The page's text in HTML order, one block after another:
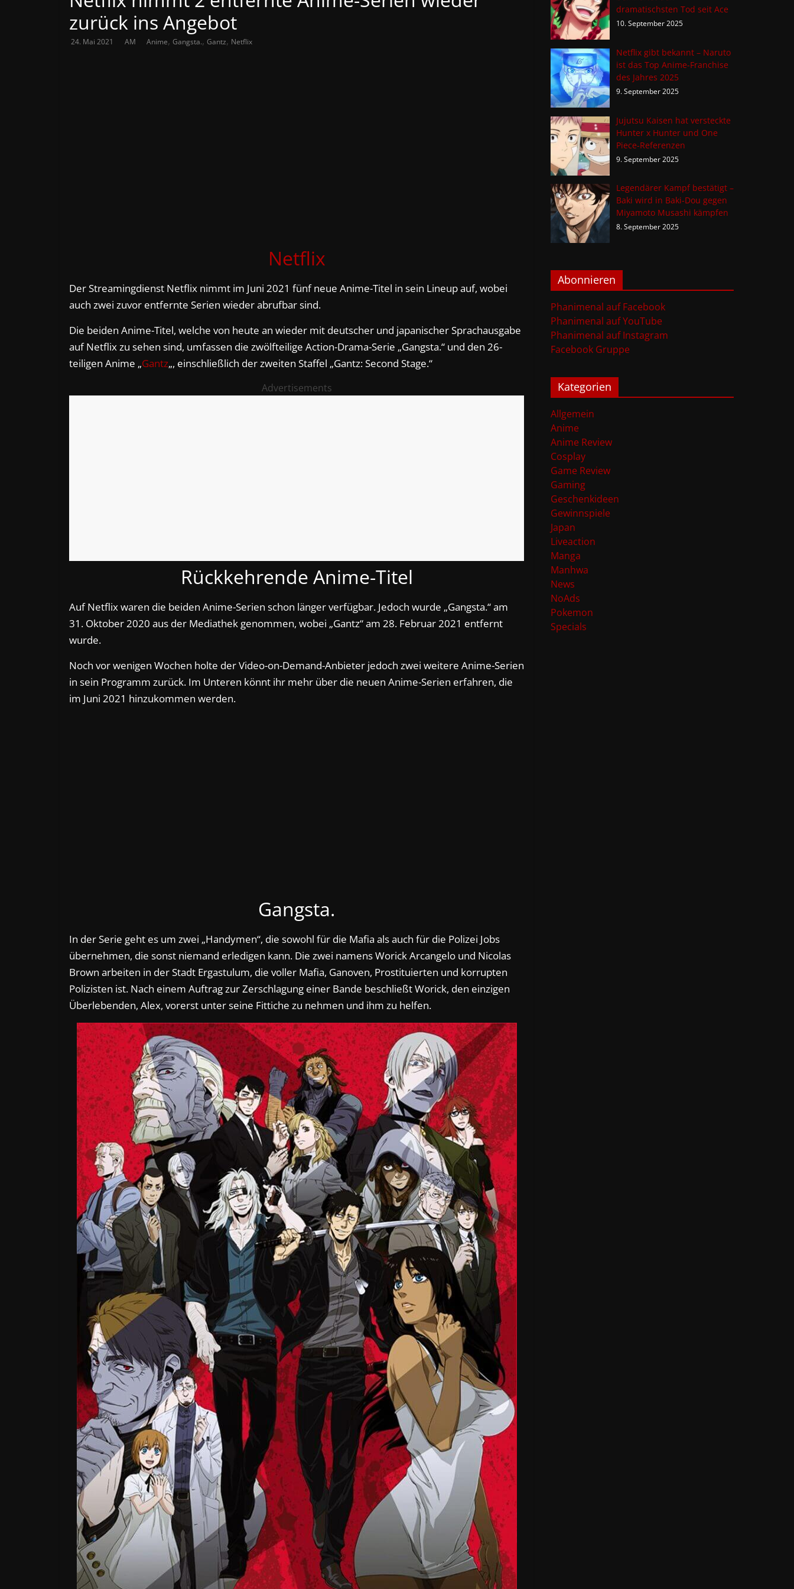
zurück ins Angebot
24. Mai 2021 AM Anime, Gangsta., Gantz, Netflix
Netflix
Der Streamingdienst Netflix nimmt im Juni 2021 fünf neue Anime-Titel in sein Lineup auf, wobei
auch zwei zuvor entfernte Serien wieder abrufbar sind.
Die beiden Anime-Titel, welche von heute an wieder mit deutscher und japanischer Sprachausgabe
auf Netflix zu sehen sind, umfassen die zwölfteilige Action-Drama-Serie „Gangsta.“ und den 26-
teiligen Anime „Gantz„, einschließlich der zweiten Staffel „Gantz: Second Stage.“
Advertisements
Rückkehrende Anime-Titel
Auf Netflix waren die beiden Anime-Serien schon länger verfügbar. Jedoch wurde „Gangsta.“ am
31. Oktober 2020 aus der Mediathek genommen, wobei „Gantz“ am 28. Februar 2021 entfernt
wurde.
Noch vor wenigen Wochen holte der Video-on-Demand-Anbieter jedoch zwei weitere Anime-Serien
in sein Programm zurück. Im Unteren könnt ihr mehr über die neuen Anime-Serien erfahren, die
im Juni 2021 hinzukommen werden.
Gangsta.
In der Serie geht es um zwei „Handymen“, die sowohl für die Mafia als auch für die Polizei Jobs
übernehmen, die sonst niemand erledigen kann. Die zwei namens Worick Arcangelo und Nicolas
Brown arbeiten in der Stadt Ergastulum, die voller Mafia, Ganoven, Prostituierten und korrupten
Polizisten ist. Nach einem Auftrag zur Zerschlagung einer Bande beschließt Worick, den einzigen
Überlebenden, Alex, vorerst unter seine Fittiche zu nehmen und ihm zu helfen.
dramatischsten Tod seit Ace
10. September 2025
Netflix gibt bekannt – Naruto
ist das Top Anime-Franchise
des Jahres 2025
9. September 2025
Jujutsu Kaisen hat versteckte
Hunter x Hunter und One
Piece-Referenzen
9. September 2025
Legendärer Kampf bestätigt –
Baki wird in Baki-Dou gegen
Miyamoto Musashi kämpfen
8. September 2025
Abonnieren
Phanimenal auf Facebook
Phanimenal auf YouTube
Phanimenal auf Instagram
Facebook Gruppe
Kategorien
Allgemein
Anime
Anime Review
Cosplay
Game Review
Gaming
Geschenkideen
Gewinnspiele
Japan
Liveaction
Manga
Manhwa
News
NoAds
Pokemon
Specials